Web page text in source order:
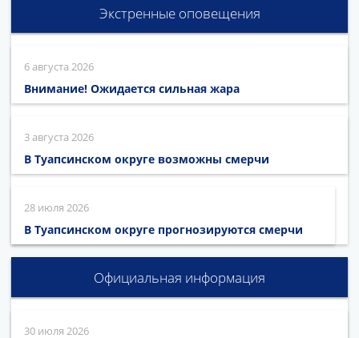
Экстренные оповещения
6 августа 2026
Внимание! Ожидается сильная жара
3 августа 2026
В Туапсинском округе возможны смерчи
28 июля 2026
В Туапсинском округе прогнозируются смерчи
Официальная информация
30 июля 2026